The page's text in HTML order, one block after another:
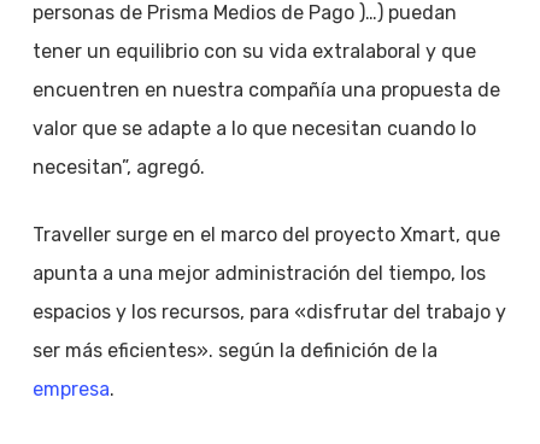
personas de Prisma Medios de Pago )…) puedan
tener un equilibrio con su vida extralaboral y que
encuentren en nuestra compañía una propuesta de
valor que se adapte a lo que necesitan cuando lo
necesitan”, agregó.
Traveller surge en el marco del proyecto Xmart, que
apunta a una mejor administración del tiempo, los
espacios y los recursos, para «disfrutar del trabajo y
ser más eficientes». según la definición de la
empresa.